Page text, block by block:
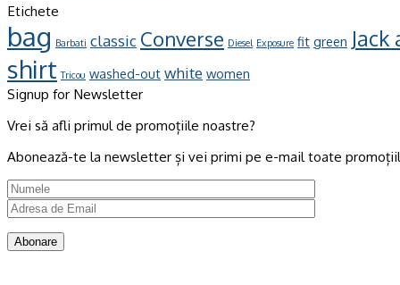
Etichete
bag Barbati classic Converse Diesel Exposure fit green Jack
shirt Tricou washed-out white women
Signup for Newsletter
Vrei să afli primul de promoțiile noastre?
Abonează-te la newsletter și vei primi pe e-mail toate